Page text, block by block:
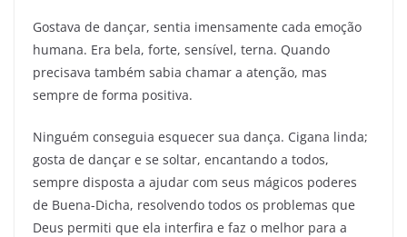
Gostava de dançar, sentia imensamente cada emoção
humana. Era bela, forte, sensível, terna. Quando
precisava também sabia chamar a atenção, mas
sempre de forma positiva.
Ninguém conseguia esquecer sua dança. Cigana linda;
gosta de dançar e se soltar, encantando a todos,
sempre disposta a ajudar com seus mágicos poderes
de Buena-Dicha, resolvendo todos os problemas que
Deus permiti que ela interfira e faz o melhor para a